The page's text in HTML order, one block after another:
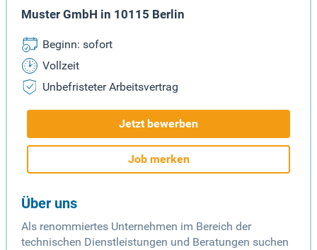
Muster GmbH in 10115 Berlin
Beginn: sofort
Vollzeit
Unbefristeter Arbeitsvertrag
Jetzt bewerben
Job merken
Über uns
Als renommiertes Unternehmen im Bereich der
technischen Dienstleistungen und Beratungen suchen